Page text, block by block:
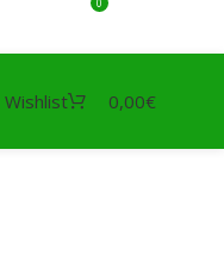
Wishlist 0,00€